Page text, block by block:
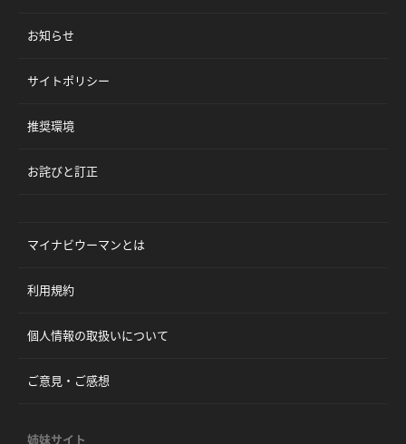
お知らせ
サイトポリシー
推奨環境
お詫びと訂正
マイナビウーマンとは
利用規約
個人情報の取扱いについて
ご意見・ご感想
姉妹サイト